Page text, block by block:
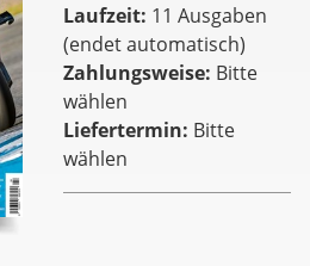
Laufzeit 11 Ausgaben
(endet automatisch)
Zahlungsweise Bitte
wählen
Liefertermin Bitte
wählen